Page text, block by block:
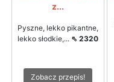
z...
Pyszne, lekko pikantne,
lekko słodkie,... ⇖ 2320
Zobacz przepis!